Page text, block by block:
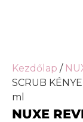
Kezdőlap /
SCRUB
ml
NUXE